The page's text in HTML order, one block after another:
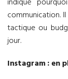
communication.
tactique ou
jour.
Instagram : en